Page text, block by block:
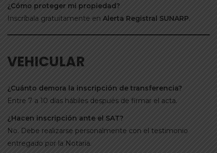
¿Cómo proteger mi propiedad?
Inscríbala gratuitamente en Alerta Registral SUNARP.
VEHICULAR
¿Cuánto demora la inscripción de transferencia?
Entre 7 a 10 días hábiles después de firmar el acta.
¿Hacen inscripción ante el SAT?
No. Debe realizarse personalmente con el testimonio
entregado por la Notaría.